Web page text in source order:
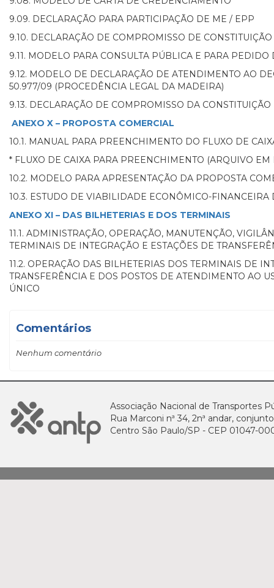
9.09. DECLARAÇÃO PARA PARTICIPAÇÃO DE ME / EPP
9.10. DECLARAÇÃO DE COMPROMISSO DE
9.11. MODELO PARA CONSULTA PÚBLICA E PARA
9.12. MODELO DE DECLARAÇÃO DE ATENDIMENTO AO
50.977/09 (PROCEDÊNCIA LEGAL DA MADEIRA)
9.13. DECLARAÇÃO DE COMPROMISSO DA
ANEXO X – PROPOSTA COMERCIAL
10.1. MANUAL PARA PREENCHIMENTO DO FLUXO DE
* FLUXO DE CAIXA PARA PREENCHIMENTO (ARQUIVO EM
10.2. MODELO PARA APRESENTAÇÃO DA PROPOSTA
10.3. ESTUDO DE VIABILIDADE ECONÔMICO-FINANCEIRA
ANEXO XI – DAS BILHETERIAS E DOS TERMINAIS
11.1. ADMINISTRAÇÃO, OPERAÇÃO, MANUTENÇÃO,
TERMINAIS DE INTEGRAÇÃO E ESTAÇÕES DE
11.2. OPERAÇÃO DAS BILHETERIAS DOS TERMINAIS DE
TRANSFERÊNCIA E DOS POSTOS DE ATENDIMENTO AO
ÚNICO
Comentários
Nenhum comentário
Associação Nacional de Transportes
Rua Marconi nª 34, 2nª andar,
Centro São Paulo/SP - CEP 01047-